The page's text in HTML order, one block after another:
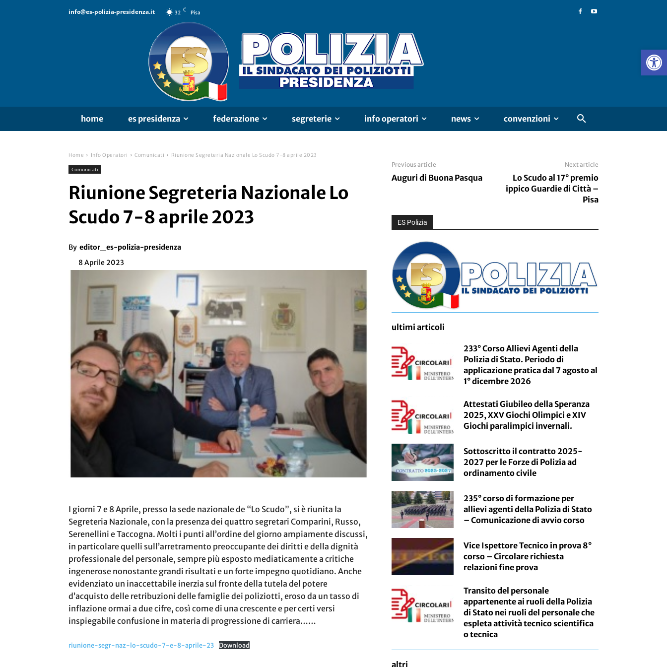
info@es-polizia-presidenza.it 32 C Pisa
home es presidenza federazione segreterie info operatori news convenzioni
Home Info Operatori Comunicati Riunione Segreteria Nazionale Lo Scudo 7-8 aprile 2023
Comunicati
Riunione Segreteria Nazionale Lo
Scudo 7-8 aprile 2023
By editor_es-polizia-presidenza
8 Aprile 2023
I giorni 7 e 8 Aprile, presso la sede nazionale de “Lo Scudo”, si è riunita la
Segreteria Nazionale, con la presenza dei quattro segretari Comparini, Russo,
Serenellini e Taccogna. Molti i punti all’ordine del giorno ampiamente discussi,
in particolare quelli sull’arretramento preoccupante dei diritti e della dignità
professionale del personale, sempre più esposto mediaticamente a critiche
ingenerose nonostante grandi risultati e un forte impegno quotidiano. Anche
evidenziato un inaccettabile inerzia sul fronte della tutela del potere
d’acquisto delle retribuzioni delle famiglie dei poliziotti, eroso da un tasso di
inflazione ormai a due cifre, così come di una crescente e per certi versi
inspiegabile confusione in materia di progressione di carriera……
riunione-segr-naz-lo-scudo-7-e-8-aprile-23 Download
Previous article
Auguri di Buona Pasqua
Next article
Lo Scudo al 17° premio
ippico Guardie di Città –
Pisa
ES Polizia
ultimi articoli
233° Corso Allievi Agenti della
Polizia di Stato. Periodo di
applicazione pratica dal 7 agosto al
1° dicembre 2026
Attestati Giubileo della Speranza
2025, XXV Giochi Olimpici e XIV
Giochi paralimpici invernali.
Sottoscritto il contratto 2025-
2027 per le Forze di Polizia ad
ordinamento civile
235° corso di formazione per
allievi agenti della Polizia di Stato
– Comunicazione di avvio corso
Vice Ispettore Tecnico in prova 8°
corso – Circolare richiesta
relazioni fine prova
Transito del personale
appartenente ai ruoli della Polizia
di Stato nei ruoli del personale che
espleta attività tecnico scientifica
o tecnica
altri